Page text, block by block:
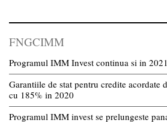
FNGCIMM
Programul IMM Invest continua si in 2021
Garantiile de stat pentru credite acordate
cu 185% in 2020
Programul IMM invest se prelungeste